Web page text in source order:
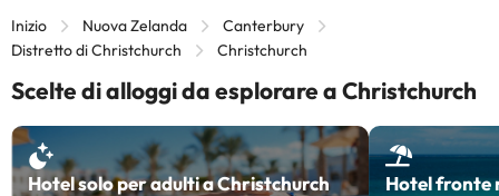
Inizio Nuova Zelanda
Canterbury
Distretto di Christchurch
Christchurch
Scelte di alloggi da esplorare a Christchurch
Hotel solo per adulti a Christchurch Hotel fronte